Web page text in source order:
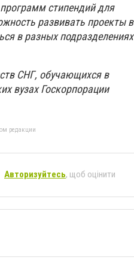
стипендий для
развивать проекты в
в разных подразделениях
СНГ, обучающихся в
вузах Госкорпорации
редакции
Авторизуйтесь, щоб оцінити